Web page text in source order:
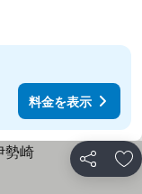
料金を表示
シェア お